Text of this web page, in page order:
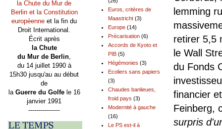
lemming
retirer 5,5
le Wall
du Fonds
financier
Feinberg,
surpris
Euros, critères de
Maastricht (3)
Europe (14)
Précarisation (6)
Accords de Kyoto et
PIB (5)
Hégémonies (3)
Ecoliers sans papiers
(3)
Chaudes banlieues,
froid pays (3)
Modernité à gauche
(16)
Le PS est-il à
la Chute du Mur de
Berlin et la Constitution
européenne et la fin du
Droit International.
Écrit après
la Chute
du Mur de Berlin,
du 14 juillet 1990 à
15h30 jusqu'au au début
de
la Guerre du Golfele 16
janvier 1991
----------------